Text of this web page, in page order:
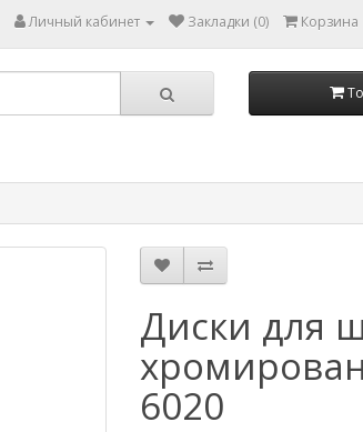
Личный кабинет Закладки (0) Корзина
Диски для
6020